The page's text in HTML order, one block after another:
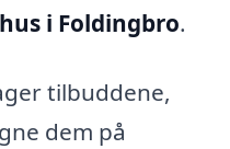
i Foldingbro.
tilbuddene,
dem på